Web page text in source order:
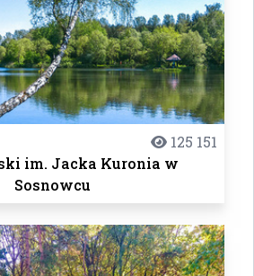
125 151
im. Jacka Kuronia w
Sosnowcu